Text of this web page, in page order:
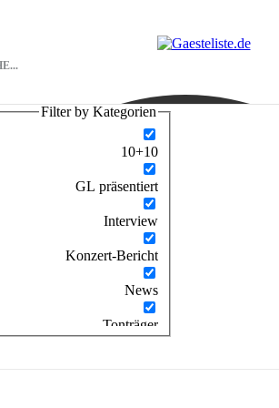
Filter by Kategorien
10+10
GL präsentiert
Interview
Konzert-Bericht
News
Tonträger